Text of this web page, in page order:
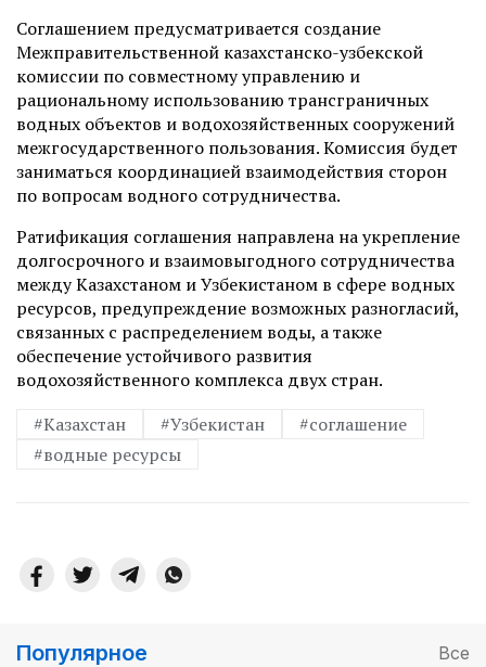
Соглашением предусматривается создание
Межправительственной казахстанско-узбекской
комиссии по совместному управлению и
рациональному использованию трансграничных
водных объектов и водохозяйственных сооружений
межгосударственного пользования. Комиссия будет
заниматься координацией взаимодействия сторон
по вопросам водного сотрудничества.
Ратификация соглашения направлена на укрепление
долгосрочного и взаимовыгодного сотрудничества
между Казахстаном и Узбекистаном в сфере водных
ресурсов, предупреждение возможных разногласий,
связанных с распределением воды, а также
обеспечение устойчивого развития
водохозяйственного комплекса двух стран.
#Казахстан
#Узбекистан
#соглашение
#водные ресурсы
Популярное Все